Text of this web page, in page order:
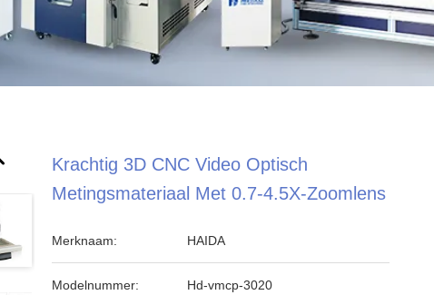
Krachtig 3D CNC Video Optisch
Metingsmateriaal Met 0.7-4.5X-Zoomlens
Merknaam: HAIDA
Modelnummer: Hd-vmcp-3020